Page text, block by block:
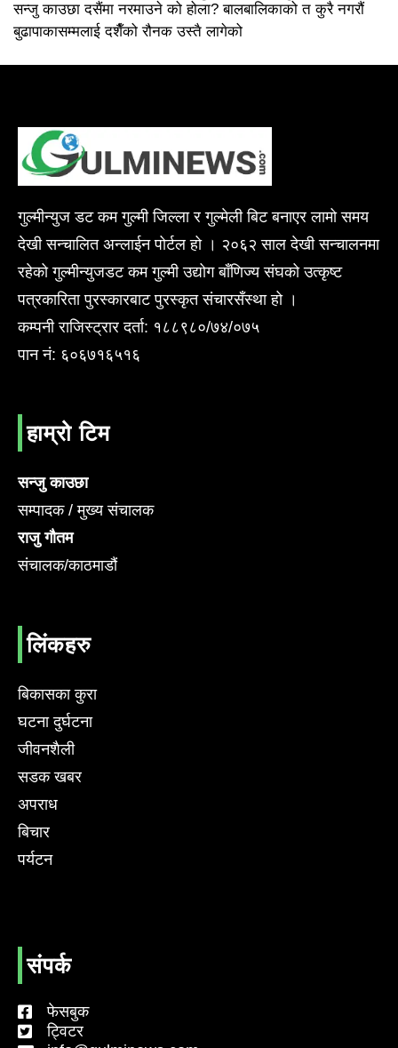
सन्जु काउछा दसैंमा नरमाउने को होला? बालबालिकाको त कुरै नगरौं
बुढापाकासम्मलाई दशैँको रौनक उस्तै लागेको
गुल्मीन्युज डट कम गुल्मी जिल्ला र गुल्मेली बिट बनाएर लामो समय
देखी सन्चालित अन्लाईन पोर्टल हो । २०६२ साल देखी सन्चालनमा
रहेको गुल्मीन्युजडट कम गुल्मी उद्योग बाँणिज्य संघको उत्कृष्ट
पत्रकारिता पुरस्कारबाट पुरस्कृत संचारसँस्था हो ।
कम्पनी राजिस्ट्रार दर्ता: १८८९८०/७४/०७५
पान नं: ६०६७१६५१६
हाम्रो टिम
सन्जु काउछा
सम्पादक / मुख्य संचालक
राजु गौतम
संचालक/काठमाडौं
लिंकहरु
बिकासका कुरा
घटना दुर्घटना
जीवनशैली
सडक खबर
अपराध
बिचार
पर्यटन
संपर्क
फेसबुक
ट्विटर